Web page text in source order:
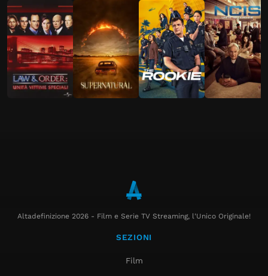
Altadefinizione 2026 - Film e Serie TV Streaming, l'Unico Originale!
SEZIONI
Film